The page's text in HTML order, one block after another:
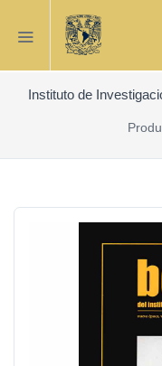
Instituto de